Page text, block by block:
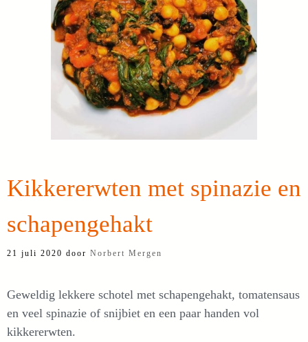
Kikkererwten met spinazie en
schapengehakt
21 juli 2020 door Norbert Mergen
Geweldig lekkere schotel met schapengehakt, tomatensaus
en veel spinazie of snijbiet en een paar handen vol
kikkererwten.